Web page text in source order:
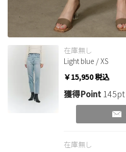
在庫無し
Light blue / XS
￥15,950税込
獲得Point 145pt
在庫無し